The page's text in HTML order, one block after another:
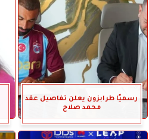
رسميًا طرابزون يعلن تفاصيل عقد
محمد صلاح